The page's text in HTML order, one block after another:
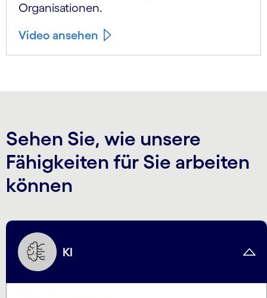
Organisationen.
Video ansehen
Sehen Sie, wie unsere
Fähigkeiten für Sie arbeiten
können
KI